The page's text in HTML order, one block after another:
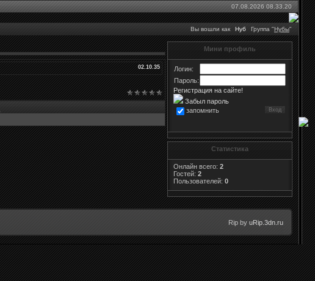
07.08.2026 08.33.20
Вы вошли как Нуб Группа "Нубы"
02.10.35
Мини профиль
Логин:
Пароль:
Регистрация на сайте!
Забыл пароль
запомнить
Статистика
Онлайн всего: 2
Гостей: 2
Пользователей: 0
Rip by uRip.3dn.ru